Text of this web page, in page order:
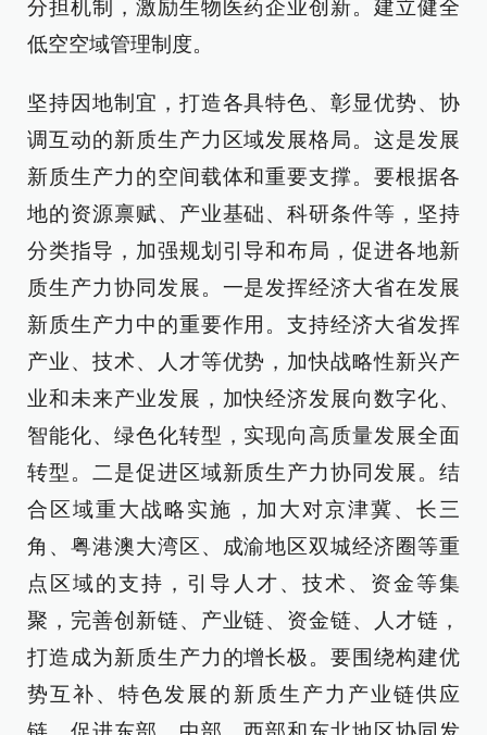
分担机制，激励生物医药企业创新。建立健全
低空空域管理制度。
坚持因地制宜，打造各具特色、彰显优势、协
调互动的新质生产力区域发展格局。这是发展
新质生产力的空间载体和重要支撑。要根据各
地的资源禀赋、产业基础、科研条件等，坚持
分类指导，加强规划引导和布局，促进各地新
质生产力协同发展。一是发挥经济大省在发展
新质生产力中的重要作用。支持经济大省发挥
产业、技术、人才等优势，加快战略性新兴产
业和未来产业发展，加快经济发展向数字化、
智能化、绿色化转型，实现向高质量发展全面
转型。二是促进区域新质生产力协同发展。结
合区域重大战略实施，加大对京津冀、长三
角、粤港澳大湾区、成渝地区双城经济圈等重
点区域的支持，引导人才、技术、资金等集
聚，完善创新链、产业链、资金链、人才链，
打造成为新质生产力的增长极。要围绕构建优
势互补、特色发展的新质生产力产业链供应